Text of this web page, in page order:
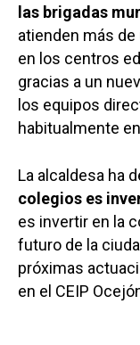
las brigadas
atienden más
en los centros
gracias a un
los equipos
habitualmente
La alcaldesa ha
colegios es
es invertir en la
futuro de la
próximas
en el CEIP